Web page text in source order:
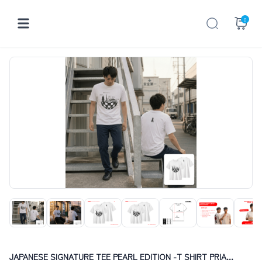
0
JAPANESE SIGNATURE TEE PEARL EDITION -T SHIRT PRIA...